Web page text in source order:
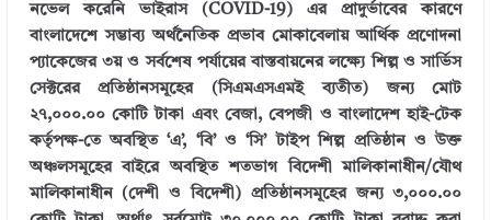
m
bl
r
k
e
dI
n
it
te
r
e
b
o
o
k
ar
e
নভেল করেনি ভাইরাস (COVID-19) এর প্রাদুর্ভাবের কারণে
বাংলাদেশে সম্ভাব্য অর্থনৈতিক প্রভাব মােকাবেলায় আর্থিক প্রণোদনা
প্যাকেজের ৩য় ও সর্বশেষ পর্যায়ের বাস্তবায়নের লক্ষ্যে শিল্প ও সার্ভিস
সেক্টরের প্রতিষ্ঠানসমূহের (সিএমএসএমই ব্যতীত) জন্য মোট
২৭,০০০.০০ কোটি টাকা এবং বেজা, বেপজী ও বাংলাদেশ হাই-টেক
কর্তৃপক্ষ-তে অবস্থিত ‘এ’, ‘বি’ ও ‘সি’ টাইপ শিল্প প্রতিষ্ঠান ও উক্ত
অঞ্চলসমূহের বাইরে অবস্থিত শতভাগ বিদেশী মালিকানাধীন/যৌথ
মালিকানাধীন (দেশী ও বিদেশী) প্রতিষ্ঠানসমূহের জন্য ৩,০০০.০০